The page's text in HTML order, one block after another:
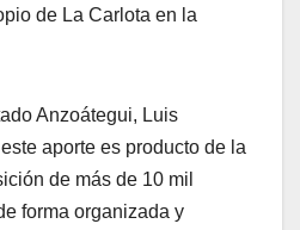
de La Carlota en la
Anzoátegui, Luis
aporte es producto de la
de más de 10 mil
forma organizada y